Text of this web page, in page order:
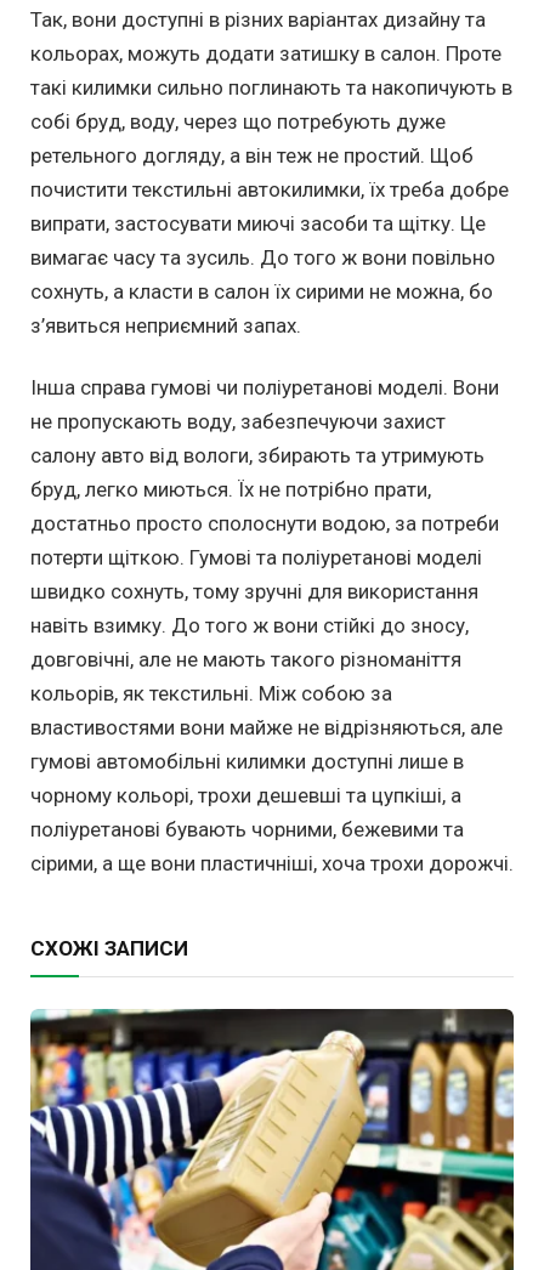
Так, вони доступні в різних варіантах дизайну та
кольорах, можуть додати затишку в салон. Проте
такі килимки сильно поглинають та накопичують в
собі бруд, воду, через що потребують дуже
ретельного догляду, а він теж не простий. Щоб
почистити текстильні автокилимки, їх треба добре
випрати, застосувати миючі засоби та щітку. Це
вимагає часу та зусиль. До того ж вони повільно
сохнуть, а класти в салон їх сирими не можна, бо
з’явиться неприємний запах.
Інша справа гумові чи поліуретанові моделі. Вони
не пропускають воду, забезпечуючи захист
салону авто від вологи, збирають та утримують
бруд, легко миються. Їх не потрібно прати,
достатньо просто сполоснути водою, за потреби
потерти щіткою. Гумові та поліуретанові моделі
швидко сохнуть, тому зручні для використання
навіть взимку. До того ж вони стійкі до зносу,
довговічні, але не мають такого різноманіття
кольорів, як текстильні. Між собою за
властивостями вони майже не відрізняються, але
гумові автомобільні килимки доступні лише в
чорному кольорі, трохи дешевші та цупкіші, а
поліуретанові бувають чорними, бежевими та
сірими, а ще вони пластичніші, хоча трохи дорожчі.
СХОЖІ ЗАПИСИ